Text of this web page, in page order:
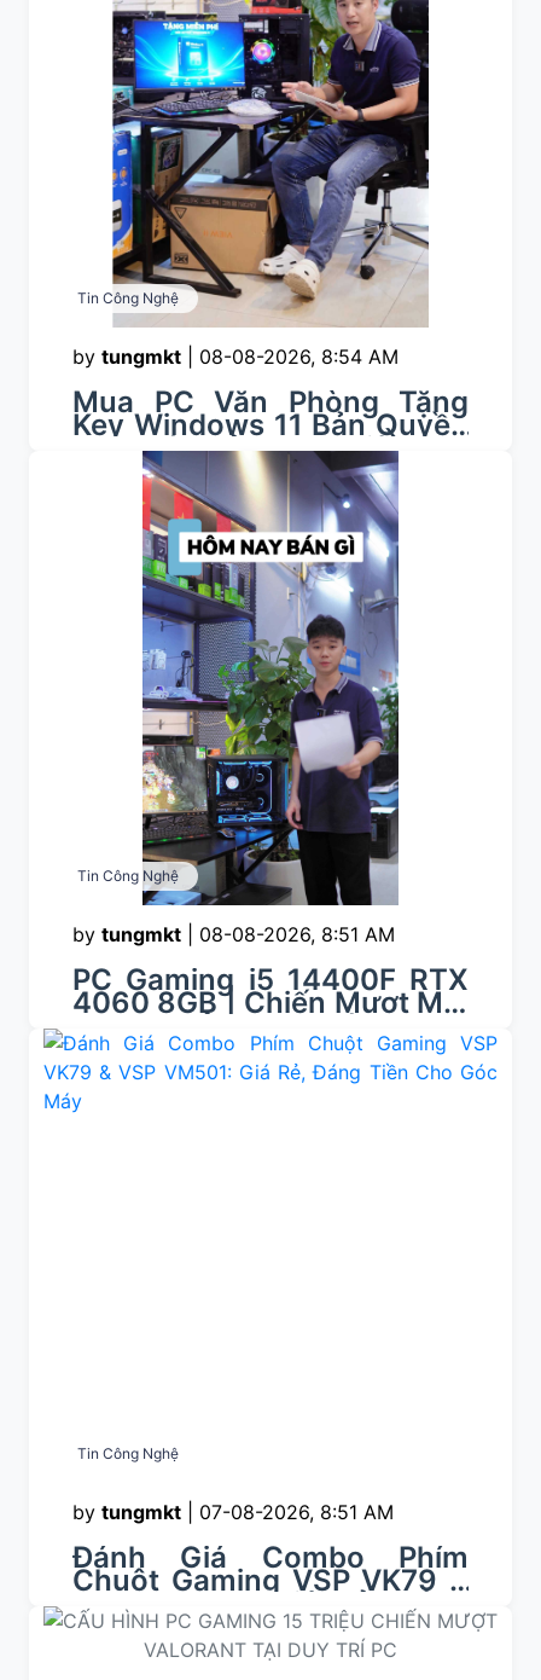
Tin Công Nghệ
by tungmkt 08-08-2026, 8:54 AM
Mua PC Văn Phòng Tặng
Key Windows 11 Bản Quyền
Trọn Bộ Chỉ Hơn 8 Triệu
Tin Công Nghệ
by tungmkt 08-08-2026, 8:51 AM
PC Gaming i5 14400F RTX
4060 8GB | Chiến Mượt Mọi
Game, Tản LED Vô Cực -
Duy Trí PC
Tin Công Nghệ
by tungmkt 07-08-2026, 8:51 AM
Đánh Giá Combo Phím
Chuột Gaming VSP VK79 &
VSP VM501: Giá Rẻ, Đáng
Tiền Cho Góc Máy